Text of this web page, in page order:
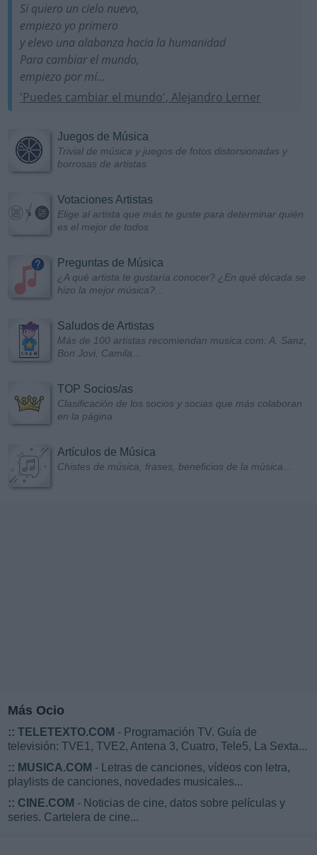
Si quiero un cielo nuevo,
empiezo yo primero
y elevo una alabanza hacia la humanidad
Para cambiar el mundo,
empiezo por mí...
'Puedes cambiar el mundo', Alejandro Lerner
Juegos de Música
Trivial de música y juegos de fotos distorsionadas y
borrosas de artistas
Votaciones Artistas
Elige al artista que más te guste para determinar quién
es el mejor de todos
Preguntas de Música
¿A qué artista te gustaría conocer? ¿En qué década se
hizo la mejor música?...
Saludos de Artistas
Más de 100 artistas recomiendan musica.com: A. Sanz,
Bon Jovi, Camila...
TOP Socios/as
Clasificación de los socios y socias que más colaboran
en la página
Artículos de Música
Chistes de música, frases, beneficios de la música...
Más Ocio
:: TELETEXTO.COM - Programación TV. Guía de
televisión: TVE1, TVE2, Antena 3, Cuatro, Tele5, La Sexta...
:: MUSICA.COM - Letras de canciones, vídeos con letra,
playlists de canciones, novedades musicales...
:: CINE.COM - Noticias de cine, datos sobre películas y
series. Cartelera de cine...